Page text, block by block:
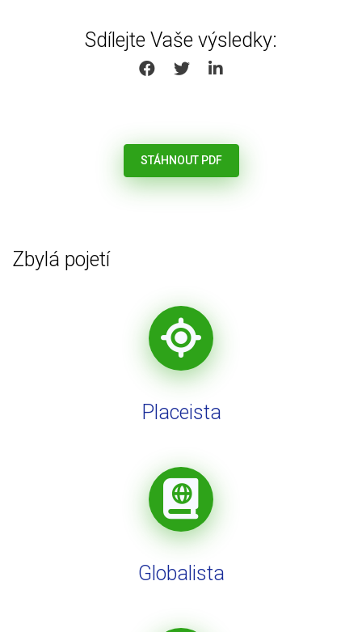
Sdílejte Vaše výsledky:
SHARE ON FACEBOOK
SHARE ON TWITTER
SHARE ON LINKEDIN
STÁHNOUT PDF
Zbylá pojetí
Placeista
Globalista